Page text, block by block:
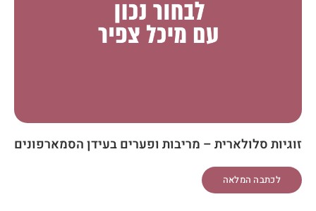
זוגיות סלולארית – מריבות ופערים בעידן הסמארפונים
לכתבה המלאה